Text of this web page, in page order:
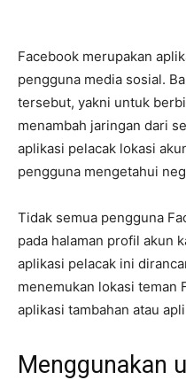
Facebook merupakan
pengguna media sosial.
tersebut, yakni untuk
menambah jaringan dari
aplikasi pelacak lokasi
pengguna mengetahui
Tidak semua pengguna
pada halaman profil akun
aplikasi pelacak ini
menemukan lokasi teman
aplikasi tambahan atau
Menggunakan